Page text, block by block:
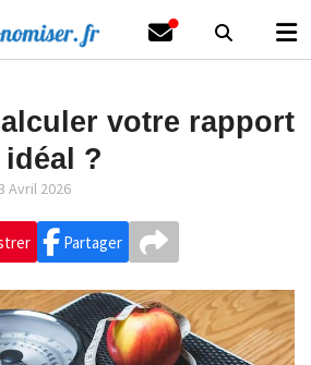
votre rapport
?
Avril 2026
Partager